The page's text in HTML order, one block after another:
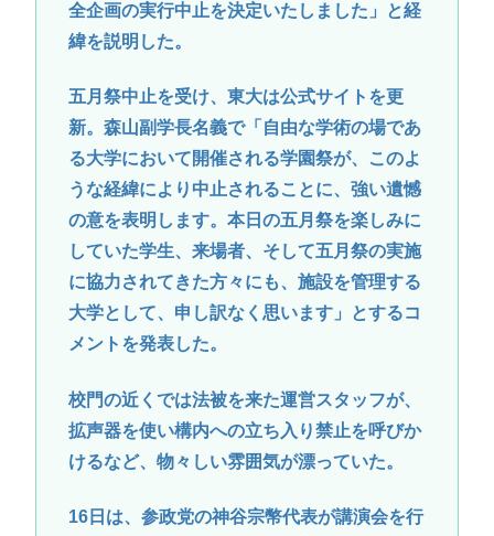
全企画の実行中止を決定いたしました」と経
緯を説明した。
五月祭中止を受け、東大は公式サイトを更
新。森山副学長名義で「自由な学術の場であ
る大学において開催される学園祭が、このよ
うな経緯により中止されることに、強い遺憾
の意を表明します。本日の五月祭を楽しみに
していた学生、来場者、そして五月祭の実施
に協力されてきた方々にも、施設を管理する
大学として、申し訳なく思います」とするコ
メントを発表した。
校門の近くでは法被を来た運営スタッフが、
拡声器を使い構内への立ち入り禁止を呼びか
けるなど、物々しい雰囲気が漂っていた。
16日は、参政党の神谷宗幣代表が講演会を行